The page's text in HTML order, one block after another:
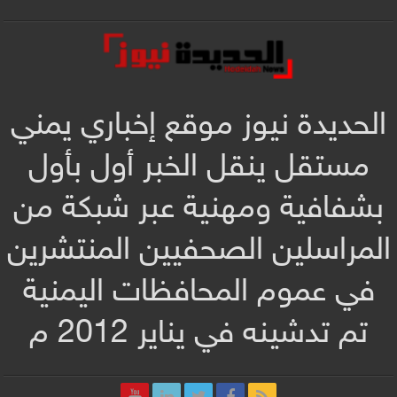
الحديدة نيوز موقع إخباري يمني
مستقل ينقل الخبر أول بأول
بشفافية ومهنية عبر شبكة من
المراسلين الصحفيين المنتشرين
في عموم المحافظات اليمنية
تم تدشينه في يناير 2012 م